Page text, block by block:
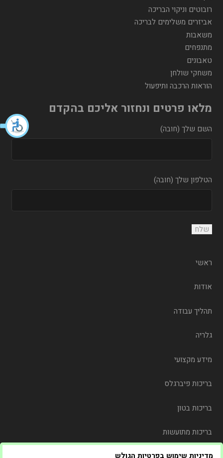
מדיניות שימוש בפרטיות הגולש
רובוטים וניקוי הבריכה
אביזרים משלימים לבריכה
משאבות
מתנפחים
טאבונים
משחקי שולחן
הוראות הרכבה ותיפעול
מלאו פרטים ונחזור אליכם בהקדם
השם שלך (חובה)
הטלפון שלך (חובה)
ראשי
אודות
תהליך עבודה
גלריה
מידע מקצועי
בריכות פיברגלס
בריכות בטון
בריכות מתועשות